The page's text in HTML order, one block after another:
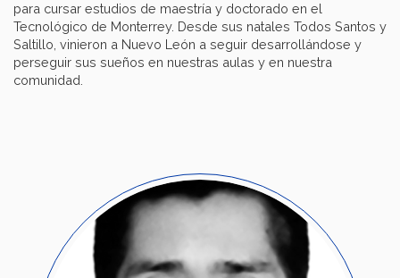
para cursar estudios de maestría y doctorado en el
Tecnológico de Monterrey. Desde sus natales Todos Santos y
Saltillo, vinieron a Nuevo León a seguir desarrollándose y
perseguir sus sueños en nuestras aulas y en nuestra
comunidad.